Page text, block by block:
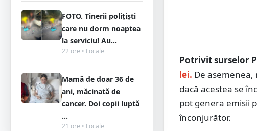
FOTO. Tinerii polițiști
care nu dorm noaptea
la serviciu! Au...
22 ore • Locale
Mamă de doar 36 de
ani, măcinată de
cancer. Doi copii luptă
...
21 ore • Locale
Potrivit surselor
lei. De
dacă acestea se
pot genera emisii
înconjurător.